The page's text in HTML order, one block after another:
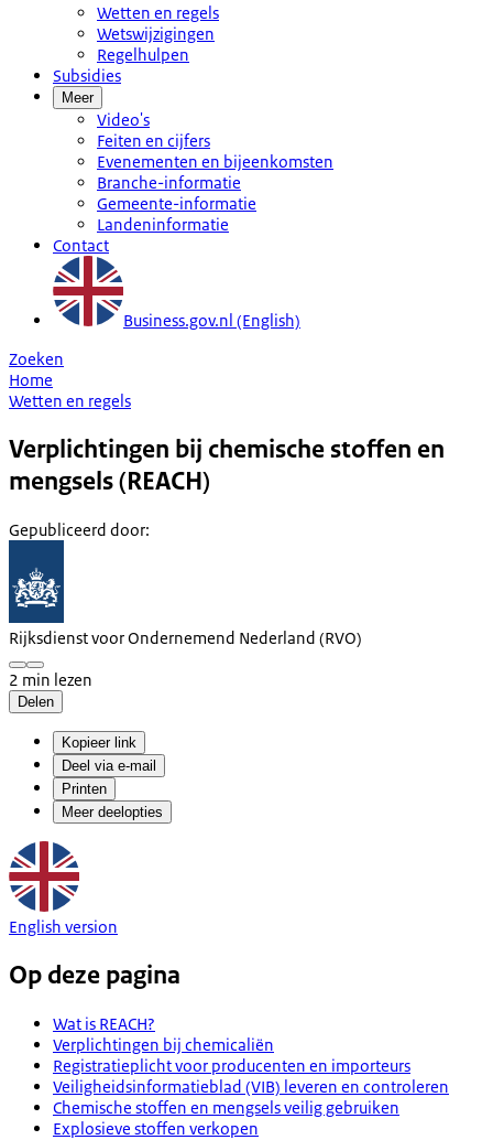
Wetten en regels
Wetswijzigingen
Regelhulpen
Subsidies
Meer
Video's
Feiten en cijfers
Evenementen en bijeenkomsten
Branche-informatie
Gemeente-informatie
Landeninformatie
Contact
Business.gov.nl (English)
Zoeken
Home
Wetten en regels
Verplichtingen bij chemische stoffen en
mengsels (REACH)
Gepubliceerd door:
Rijksdienst voor Ondernemend Nederland (RVO)
2 min lezen
Delen
Kopieer link
Deel via e-mail
Printen
Meer deelopties
English version
Op deze pagina
Wat is REACH?
Verplichtingen bij chemicaliën
Registratieplicht voor producenten en importeurs
Veiligheidsinformatieblad (VIB) leveren en controleren
Chemische stoffen en mengsels veilig gebruiken
Explosieve stoffen verkopen